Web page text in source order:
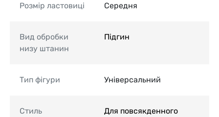
Розмір ластовиці Середня
Вид обробки
низу штанин
Підгин
Тип фігури Універсальний
Стиль
Для повсякденного